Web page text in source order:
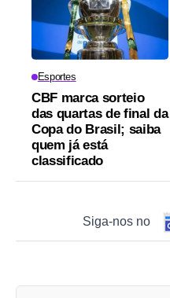
Esportes
CBF marca sorteio
das quartas de final da
Copa do Brasil; saiba
quem já está
classificado
Siga-nos no